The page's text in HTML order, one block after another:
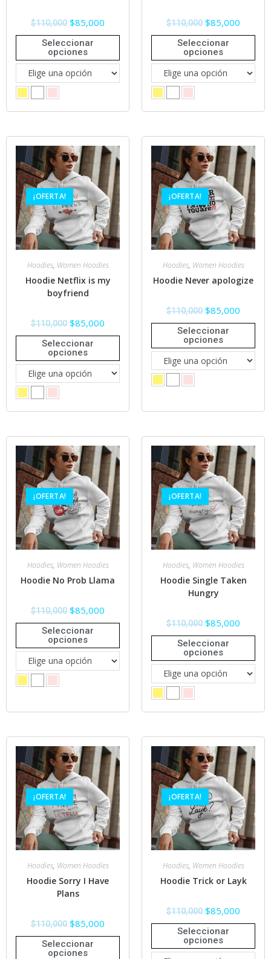
$110,000 $85,000
Seleccionar
opciones
$110,000 $85,000
Seleccionar
opciones
¡OFERTA!
Hoodies, Women Hoodies
Hoodie Netflix is my
boyfriend
$110,000 $85,000
Seleccionar
opciones
¡OFERTA!
Hoodies, Women Hoodies
Hoodie Never apologize
$110,000 $85,000
Seleccionar
opciones
¡OFERTA!
Hoodies, Women Hoodies
Hoodie No Prob Llama
$110,000 $85,000
Seleccionar
opciones
¡OFERTA!
Hoodies, Women Hoodies
Hoodie Single Taken
Hungry
$110,000 $85,000
Seleccionar
opciones
¡OFERTA!
Hoodies, Women Hoodies
Hoodie Sorry I Have
Plans
$110,000 $85,000
Seleccionar
opciones
¡OFERTA!
Hoodies, Women Hoodies
Hoodie Trick or Layk
$110,000 $85,000
Seleccionar
opciones